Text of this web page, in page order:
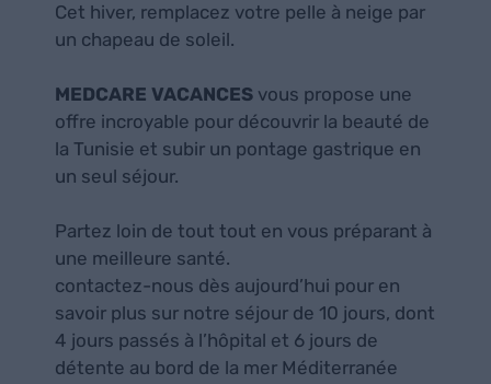
Cet hiver, remplacez votre pelle à neige par
un chapeau de soleil.
MEDCARE VACANCES vous propose une
offre incroyable pour découvrir la beauté de
la Tunisie et subir un pontage gastrique en
un seul séjour.
Partez loin de tout tout en vous préparant à
une meilleure santé.
contactez-nous dès aujourd’hui pour en
savoir plus sur notre séjour de 10 jours, dont
4 jours passés à l’hôpital et 6 jours de
détente au bord de la mer Méditerranée